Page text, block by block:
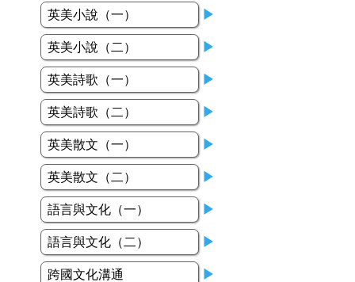
英美小說（一） ▶
英美小說（二） ▶
英美詩歌（一） ▶
英美詩歌（二） ▶
英美散文（一） ▶
英美散文（二） ▶
語言與文化（一） ▶
語言與文化（二） ▶
跨國文化溝通 ▶